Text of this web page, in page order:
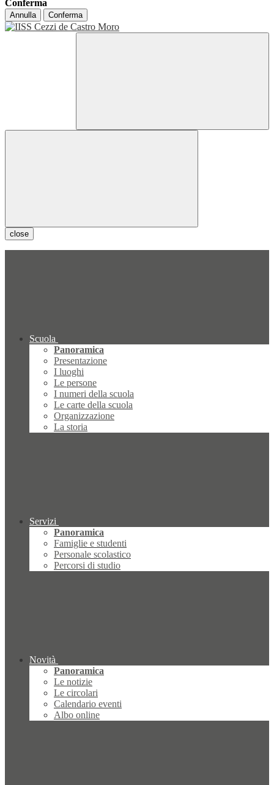
Conferma
Annulla Conferma
close
Scuola
Panoramica
Presentazione
I luoghi
Le persone
I numeri della scuola
Le carte della scuola
Organizzazione
La storia
Servizi
Panoramica
Famiglie e studenti
Personale scolastico
Percorsi di studio
Novità
Panoramica
Le notizie
Le circolari
Calendario eventi
Albo online